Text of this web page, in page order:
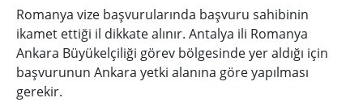
Romanya vize başvurularında başvuru sahibinin
ikamet ettiği il dikkate alınır. Antalya ili Romanya
Ankara Büyükelçiliği görev bölgesinde yer aldığı için
başvurunun Ankara yetki alanına göre yapılması
gerekir.